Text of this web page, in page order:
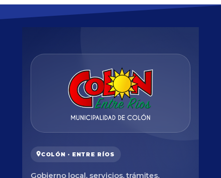
COLÓN · ENTRE RÍOS
Gobierno local, servicios, trámites,